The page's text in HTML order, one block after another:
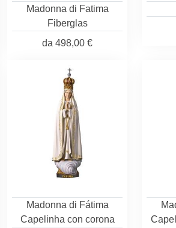
Madonna di Fatima
Fiberglas
da 498,00 €
Madonna di Fátima
Capelinha con corona